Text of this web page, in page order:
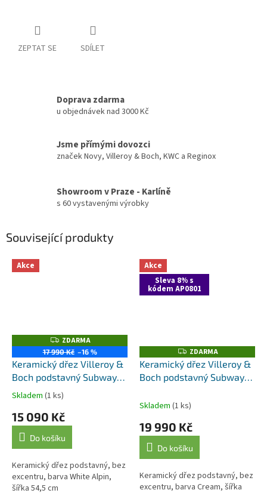
ZEPTAT SE SDÍLET
Doprava zdarma
u objednávek nad 3000 Kč
Jsme přímými dovozci
značek Novy, Villeroy & Boch, KWC a Reginox
Showroom v Praze - Karlíně
s 60 vystavenými výrobky
Související produkty
Akce
Z
D
A
R
M
A
ZDARMA
17 990 Kč –16 %
Keramický dřez Villeroy &
Boch podstavný Subway
60 SU, 331001R1, White
Průměrné
produktu
4,8
5
hvězdiček.
Skladem (1 ks)
15 090 Kč
Do košíku
Keramický dřez podstavný, bez
excentru, barva White Alpin,
šířka 54,5 cm
Akce
Sleva 8% s
kódem AP0801
Z
D
A
R
ZDARMA
Keramický dřez Villeroy &
Boch podstavný Subway
Skladem (1 ks)
19 990 Kč
Do košíku
Keramický dřez podstavný, bez
excentru, barva Cream, šířka